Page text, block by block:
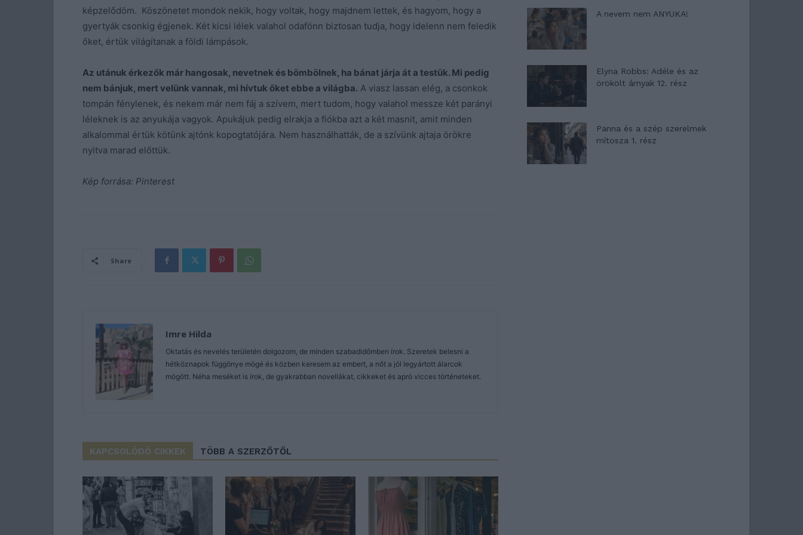
képzelődöm. Köszönetet mondok nekik, hogy voltak, hogy majdnem lettek, és hagyom, hogy a
gyertyák csonkig égjenek. Két kicsi lélek valahol odafönn biztosan tudja, hogy idelenn nem feledik
őket, értük világítanak a földi lámpások.
Az utánuk érkezők már hangosak, nevetnek és bömbölnek, ha bánat járja át a testük. Mi pedig
nem bánjuk, mert velünk vannak, mi hívtuk őket ebbe a világba. A viasz lassan elég, a csonkok
tompán fénylenek, és nekem már nem fáj a szívem, mert tudom, hogy valahol messze két parányi
léleknek is az anyukája vagyok. Apukájuk pedig elrakja a fiókba azt a két masnit, amit minden
alkalommal értük kötünk ajtónk kopogtatójára. Nem használhatták, de a szívünk ajtaja örökre
nyitva marad előttük.
Kép forrása: Pinterest
Share
Imre Hilda
Oktatás és nevelés területén dolgozom, de minden szabadidőmben írok. Szeretek belesni a
hétköznapok függönye mögé és közben keresem az embert, a nőt a jól legyártott álarcok
mögött. Néha meséket is írok, de gyakrabban novellákat, cikkeket és apró vicces történeteket.
KAPCSOLÓDÓ CIKKEK TÖBB A SZERZŐTŐL
A nevem nem ANYUKA!
Elyna Robbs: Adéle és az
örökölt árnyak 12. rész
Panna és a szép szerelmek
mítosza 1. rész